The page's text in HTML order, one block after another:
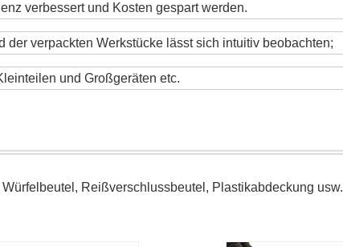
verbessert und Kosten gespart werden.
verpackten Werkstücke lässt sich intuitiv beobachten;
und Großgeräten etc.
Reißverschlussbeutel, Plastikabdeckung usw.